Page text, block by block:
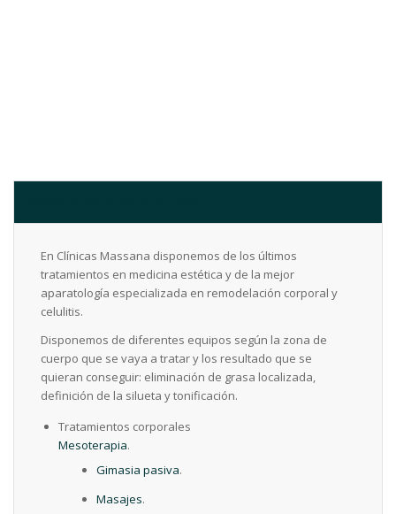
En Clínicas Massana disponemos de los últimos
tratamientos en medicina estética y de la mejor
aparatología especializada en remodelación corporal y
celulitis.
Disponemos de diferentes equipos según la zona de
cuerpo que se vaya a tratar y los resultado que se
quieran conseguir: eliminación de grasa localizada,
definición de la silueta y tonificación.
Tratamientos corporales
Mesoterapia.
Gimasia pasiva.
Masajes.